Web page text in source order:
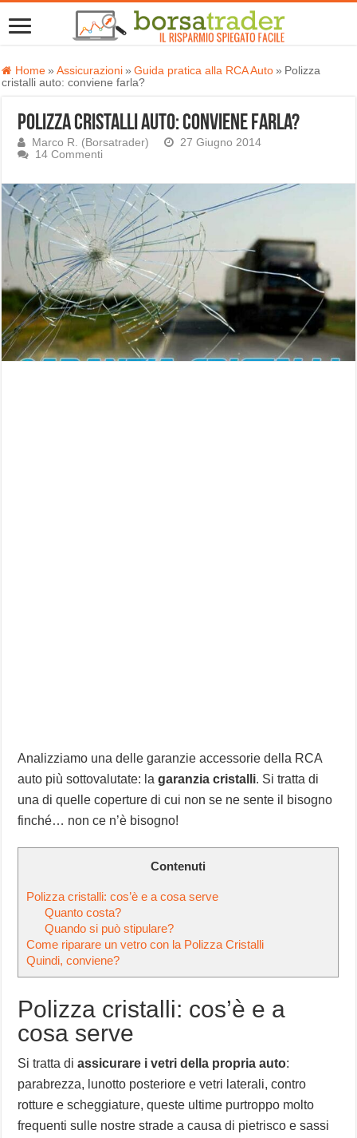
Home » Assicurazioni » Guida pratica alla RCA Auto » Polizza
cristalli auto: conviene farla?
Polizza cristalli auto: conviene farla?
Marco R. (Borsatrader)
27 Giugno 2014
14 Commenti
Analizziamo una delle garanzie accessorie della RCA
auto più sottovalutate: lagaranzia cristalli. Si tratta di
una di quelle coperture di cui non se ne sente il bisogno
finché… non ce n’è bisogno!
Contenuti
Polizza cristalli: cos’è e a cosa serve
Quanto costa?
Quando si può stipulare?
Come riparare un vetro con la Polizza Cristalli
Quindi, conviene?
Polizza cristalli: cos’è e a
cosa serve
Si tratta diassicurare i vetri della propria auto:
parabrezza, lunotto posteriore e vetri laterali, contro
rotture e scheggiature, queste ultime purtroppo molto
frequenti sulle nostre strade a causa di pietrisco e sassi